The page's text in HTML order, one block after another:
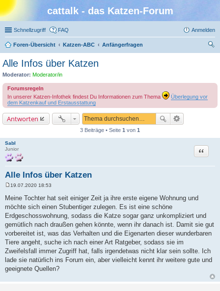
cattalk - das Katzen-Forum
Schnellzugriff FAQ Anmelden
Foren-Übersicht Katzen-ABC
Anfängerfragen
Alle Infos über Katzen
Moderator: Moderator/in
Forumsregeln
In unserer Katzen-Infothek findest Du Informationen zum Thema
Überlegung vor
dem Katzenkauf und Erstausstattung
Antworten
3 Beiträge • Seite 1 von 1
Sabl
Junior
Alle Infos über Katzen
Zitat
i
t
a
g
19.07.2020 18:53
Meine Tochter hat seit einiger Zeit ja ihre erste eigene Wohnung und
möchte sich einen Stubentiger zulegen. Es ist eine schöne
Erdgeschosswohnung, sodass die Katze sogar ganz unkompliziert und
gemütlich nach draußen gehen könnte, wenn ihr danach ist. Damit sie gut
vorbereitet ist, was das Verhalten und die Eigenarten dieser wunderbaren
Tiere angeht, suche ich nach einer Art Ratgeber, sodass sie im
Zweifelsfall immer Zugriff hat, falls irgendetwas nicht klar sein sollte. Ich
lade sie natürlich ins Forum ein, aber vielleicht kennt ihr weitere gute und
geeignete Quellen?